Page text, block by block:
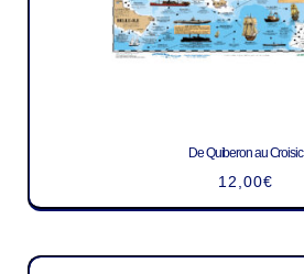
De Quiberon au Croisic
12,00€